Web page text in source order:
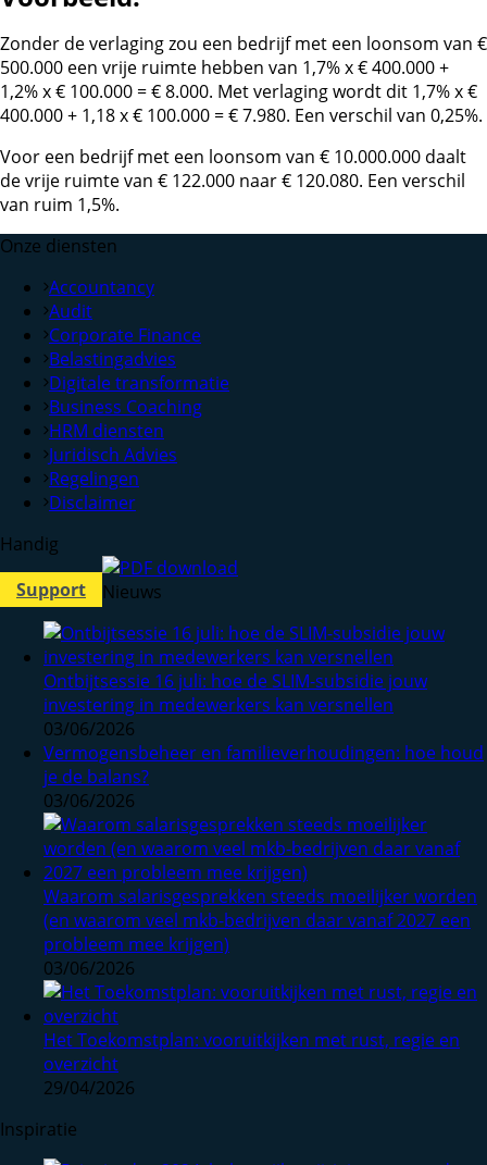
Zonder de verlaging zou een bedrijf met een loonsom van €
500.000 een vrije ruimte hebben van 1,7% x € 400.000 +
1,2% x € 100.000 = € 8.000. Met verlaging wordt dit 1,7% x €
400.000 + 1,18 x € 100.000 = € 7.980. Een verschil van 0,25%.
Voor een bedrijf met een loonsom van € 10.000.000 daalt
de vrije ruimte van € 122.000 naar € 120.080. Een verschil
van ruim 1,5%.
Onze diensten
Accountancy
Audit
Corporate Finance
Belastingadvies
Digitale transformatie
Business Coaching
HRM diensten
Juridisch Advies
Regelingen
Disclaimer
Handig
Support
Nieuws
Ontbijtsessie 16 juli: hoe de SLIM-subsidie jouw
investering in medewerkers kan versnellen
03/06/2026
Vermogensbeheer en familieverhoudingen: hoe houd
je de balans?
03/06/2026
Waarom salarisgesprekken steeds moeilijker worden
(en waarom veel mkb-bedrijven daar vanaf 2027 een
probleem mee krijgen)
03/06/2026
Het Toekomstplan: vooruitkijken met rust, regie en
overzicht
29/04/2026
Inspiratie